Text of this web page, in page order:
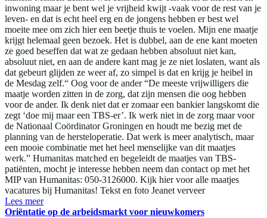
inwoning maar je bent wel je vrijheid kwijt -vaak voor de rest van je
leven- en dat is echt heel erg en de jongens hebben er best wel
moeite mee om zich hier een beetje thuis te voelen. Mijn ene maatje
krijgt helemaal geen bezoek. Het is dubbel, aan de ene kant moeten
ze goed beseffen dat wat ze gedaan hebben absoluut niet kan,
absoluut niet, en aan de andere kant mag je ze niet loslaten, want als
dat gebeurt glijden ze weer af, zo simpel is dat en krijg je heibel in
de Mesdag zelf.“ Oog voor de ander “De meeste vrijwilligers die
maatje worden zitten in de zorg, dat zijn mensen die oog hebben
voor de ander. Ik denk niet dat er zomaar een bankier langskomt die
zegt ‘doe mij maar een TBS-er’. Ik werk niet in de zorg maar voor
de Nationaal Coördinator Groningen en houdt me bezig met de
planning van de hersteloperatie. Dat werk is meer analytisch, maar
een mooie combinatie met het heel menselijke van dit maatjes
werk.” Humanitas matched en begeleidt de maatjes van TBS-
patiënten, mocht je interesse hebben neem dan contact op met het
MIP van Humanitas: 050-3126000. Kijk hier voor alle maatjes
vacatures bij Humanitas! Tekst en foto Jeanet verveer
Lees meer
Oriëntatie op de arbeidsmarkt voor nieuwkomers